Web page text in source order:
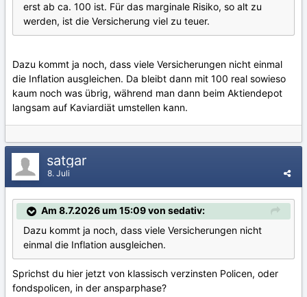
erst ab ca. 100 ist. Für das marginale Risiko, so alt zu
werden, ist die Versicherung viel zu teuer.
Dazu kommt ja noch, dass viele Versicherungen nicht einmal
die Inflation ausgleichen. Da bleibt dann mit 100 real sowieso
kaum noch was übrig, während man dann beim Aktiendepot
langsam auf Kaviardiät umstellen kann.
satgar
8. Juli
Am 8.7.2026 um 15:09 von sedativ:
Dazu kommt ja noch, dass viele Versicherungen nicht
einmal die Inflation ausgleichen.
Sprichst du hier jetzt von klassisch verzinsten Policen, oder
fondspolicen, in der ansparphase?